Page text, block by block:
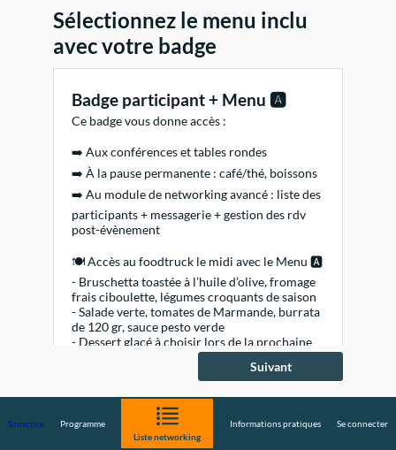
Sélectionnez le menu inclu
avec votre badge
Badge participant + Menu 🅰️
Ce badge vous donne accès :
➡️ Aux conférences et tables rondes
➡️ À la pause permanente : café/thé, boissons
➡️ Au module de networking avancé : liste des
participants + messagerie + gestion des rdv
post-évènement
🍽️ Accès au foodtruck le midi avec le Menu 🅰️
- Bruschetta toastée à l’huile d’olive, fromage
frais ciboulette, légumes croquants de saison
- Salade verte, tomates de Marmande, burrata
de 120 gr, sauce pesto verde
- Dessert glacé à choisir lors de la prochaine
étape : ice rolls ou glace à l'italienne
de rafraîchissement tout au long de la journée.
20,00 € TTC
dont TVA 0,00 €
Suivant
S'inscrire
Programme
Liste networking
Informations pratiques Se connecter